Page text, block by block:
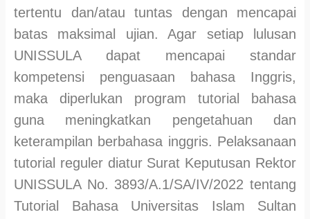
tertentu dan/atau tuntas dengan mencapai
batas maksimal ujian. Agar setiap lulusan
UNISSULA dapat mencapai standar
kompetensi penguasaan bahasa Inggris,
maka diperlukan program tutorial bahasa
guna meningkatkan pengetahuan dan
keterampilan berbahasa inggris. Pelaksanaan
tutorial reguler diatur Surat Keputusan Rektor
UNISSULA No. 3893/A.1/SA/IV/2022 tentang
Tutorial Bahasa Universitas Islam Sultan